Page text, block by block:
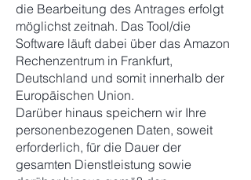
die Bearbeitung des Antrages erfolgt
möglichst zeitnah. Das Tool/die
Software läuft dabei über das Amazon
Rechenzentrum in Frankfurt,
Deutschland und somit innerhalb der
Europäischen Union.
Darüber hinaus speichern wir Ihre
personenbezogenen Daten, soweit
erforderlich, für die Dauer der
gesamten Dienstleistung sowie